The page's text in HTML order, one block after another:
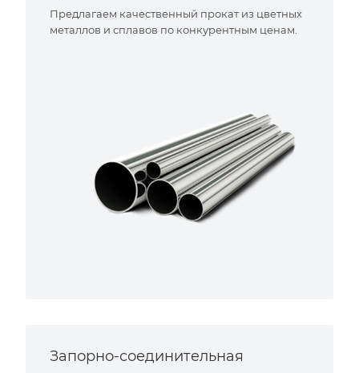
Предлагаем качественный прокат из цветных
металлов и сплавов по конкурентным ценам.
Запорно-соединительная